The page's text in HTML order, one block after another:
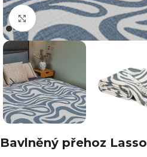
Klikni pro zvětšení
Bavlněný přehoz Lasso